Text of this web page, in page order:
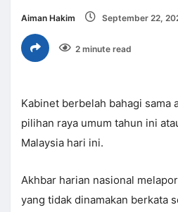
Aiman Hakim September 22,
2 minute read
Kabinet berbelah bahagi sama
pilihan raya umum tahun ini
Malaysia hari ini.
Akhbar harian nasional
yang tidak dinamakan berkata